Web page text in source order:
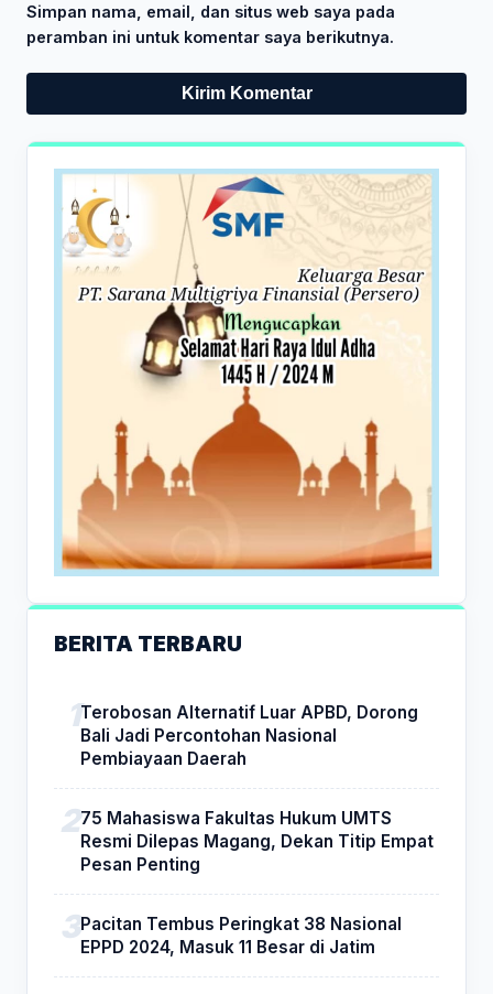
Simpan nama, email, dan situs web saya pada
peramban ini untuk komentar saya berikutnya.
BERITA TERBARU
Terobosan Alternatif Luar APBD, Dorong
Bali Jadi Percontohan Nasional
Pembiayaan Daerah
75 Mahasiswa Fakultas Hukum UMTS
Resmi Dilepas Magang, Dekan Titip Empat
Pesan Penting
Pacitan Tembus Peringkat 38 Nasional
EPPD 2024, Masuk 11 Besar di Jatim